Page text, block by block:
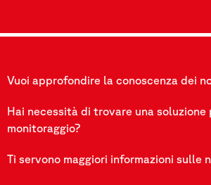
Vuoi approfondire la conoscenza dei
Hai necessità di trovare una soluzione
monitoraggio?
Ti servono maggiori informazioni sulle